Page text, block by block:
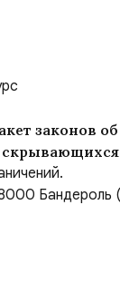
законов об
и